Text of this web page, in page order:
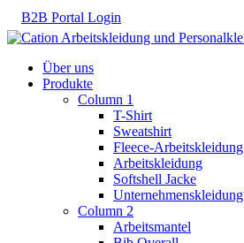
B2B Portal Login
Über uns
Produkte
Column 1
T-Shirt
Sweatshirt
Fleece-Arbeitskleidung
Arbeitskleidung
Softshell Jacke
Unternehmenskleidung
Column 2
Arbeitsmantel